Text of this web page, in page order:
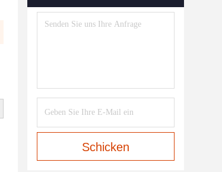
Schicken